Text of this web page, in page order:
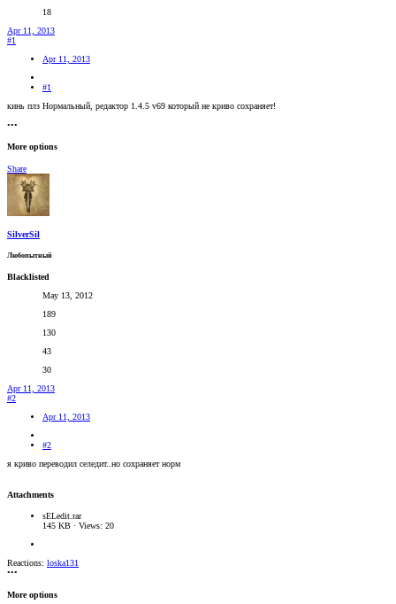
18
Apr 11, 2013
#1
Apr 11, 2013
#1
кинь плз Нормальный, редактор 1.4.5 v69 который не криво сохраняет!
•••
More options
Share
SilverSil
Любопытный
Blacklisted
May 13, 2012
189
130
43
30
Apr 11, 2013
#2
Apr 11, 2013
#2
я криво переводил селедит..но сохраняет норм
Attachments
sELedit.rar
145 KB · Views: 20
Reactions: loska131
•••
More options